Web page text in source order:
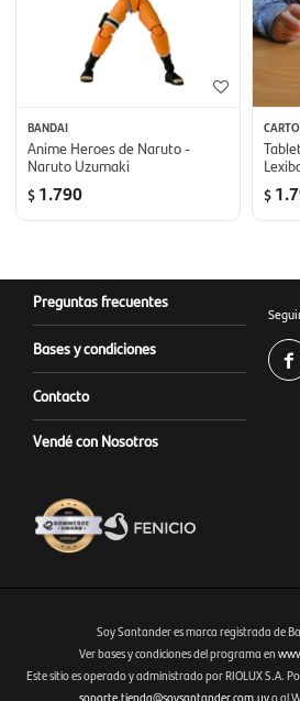
BANDAI
Anime Heroes de Naruto -
Naruto Uzumaki
$ 1.790 $
Preguntas frecuentes
Bases y condiciones
Contacto
Vendé con Nosotros

Fenicio eCommerce Uruguay
Soy Santander es marca registrada de
Ver bases y condiciones del programa en
Este sitio es operado y administrado por RIOLUX S.A.
soporte.tienda@soysantander.com.uyo al